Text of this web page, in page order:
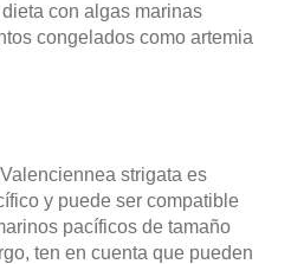
con algas marinas
congelados como artemia
Valenciennea strigata es
y puede ser compatible
pacíficos de tamaño
ten en cuenta que pueden